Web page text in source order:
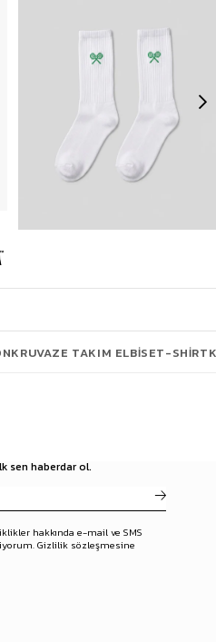
Erkek Çizgili Desenli Uzun Kolej Tenis Çorap Kırmızı Mavi
sen haberdar ol.
hakkında e-mail ve SMS
Gizlilik sözleşmesine
KRUVAZE TAKIM ELBISET-SHIRT